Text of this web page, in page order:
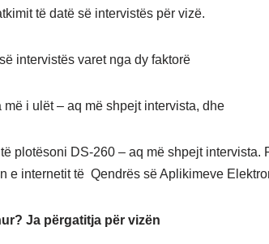
të datë së intervistës për vizë.
intervistës varet nga dy faktorë
më i ulët – aq më shpejt intervista, dhe
plotësoni DS-260 – aq më shpejt intervista.
e internetit të Qendrës së Aplikimeve
Ja përgatitja për vizën